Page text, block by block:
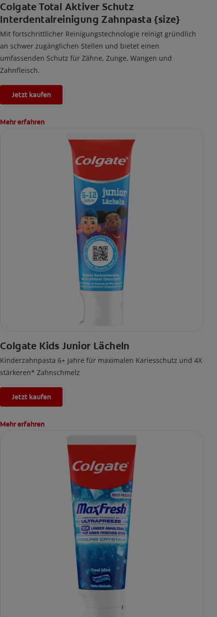
Colgate Total Aktiver Schutz
Interdentalreinigung Zahnpasta {size}
Mit fortschrittlicher Reinigungstechnologie reinigt gründlich
an schwer zugänglichen Stellen und bietet einen
umfassenden Schutz für Zähne, Zunge, Wangen und
Zahnfleisch.
Jetzt kaufen
Mehr erfahren
Colgate Kids Junior Lächeln
Kinderzahnpasta 6+ Jahre für maximalen Kariesschutz und 4X
stärkeren* Zahnschmelz
Jetzt kaufen
Mehr erfahren